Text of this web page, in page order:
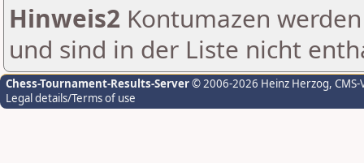
Hinweis2 Kontumazen
und sind in der Liste nicht
Chess-Tournament-Results-Server© 2006-2026 Heinz Herzog,
Legal details/Terms of use